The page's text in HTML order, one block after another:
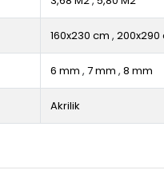
160x230 cm ,200x290
6 mm ,7 mm ,8 mm
Akrilik